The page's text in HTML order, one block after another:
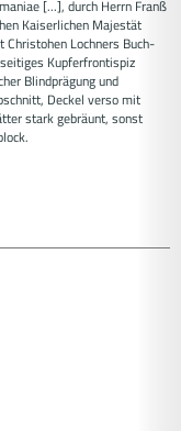
[...], durch Herrn Franß
Kaiserlichen Majestät
Christohen Lochners Buch-
Kupferfrontispiz
Blindprägung und
Deckel verso mit
stark gebräunt, sonst